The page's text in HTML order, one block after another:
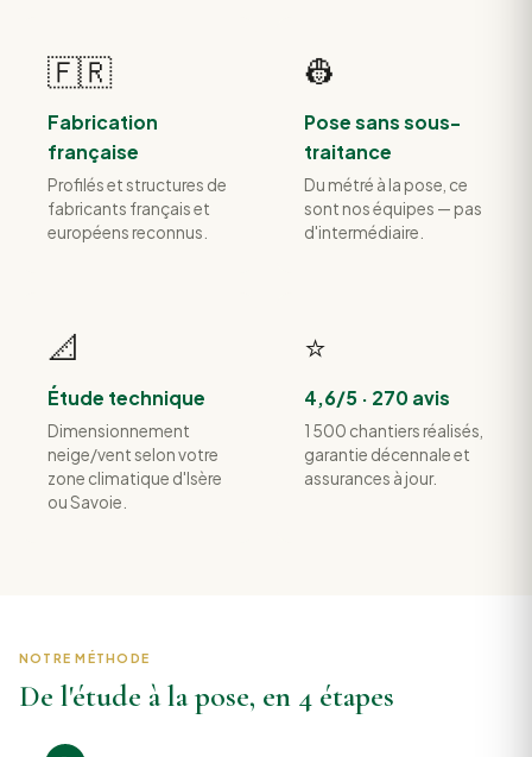
🇫🇷
Fabrication
française
Profilés et structures de
fabricants français et
européens reconnus.
👷
Pose sans sous-
traitance
Du métré à la pose, ce
sont nos équipes — pas
d'intermédiaire.
📐
Étude technique
Dimensionnement
neige/vent selon votre
zone climatique d'Isère
ou Savoie.
⭐
4,6/5 · 270 avis
1 500 chantiers réalisés,
garantie décennale et
assurances à jour.
NOTRE MÉTHODE
De l'étude à la pose, en 4 étapes